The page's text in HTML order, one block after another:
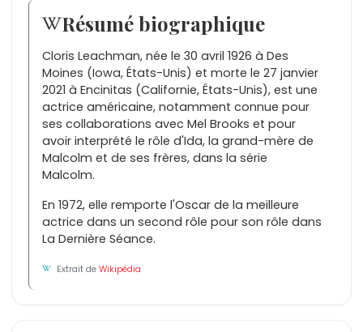
Résumé biographique
Cloris Leachman, née le 30 avril 1926 à Des
Moines (Iowa, États-Unis) et morte le 27 janvier
2021 à Encinitas (Californie, États-Unis), est une
actrice américaine, notamment connue pour
ses collaborations avec Mel Brooks et pour
avoir interprété le rôle d'Ida, la grand-mère de
Malcolm et de ses frères, dans la série
Malcolm.
En 1972, elle remporte l'Oscar de la meilleure
actrice dans un second rôle pour son rôle dans
La Dernière Séance.
Extrait deWikipédia